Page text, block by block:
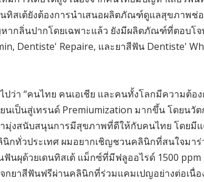
ทิสเต้ยังต้องการนำเสนอผลิตภัณฑ์ดูแลสุขภาพช่อ
ากลิ่นปากโดยเฉพาะแล้ว ยังมีผลิตภัณฑ์ที่ตอบโ
Dentiste' Repaire, และยาสีฟัน Dentiste'
ปว่า “คนไทย คนเอเชีย และคนทั้งโลกมีความต้
เป็นสู่เทรนด์ Premiumization มากขึ้น โดยนวั
มุ่งสนับสนุนการมีสุขภาพที่ดีให้กับคนไทย โดย
กทั่วประเทศ ผมอยากเชิญชวนคลินิกที่สนใจมา
นผุด้วยเดนทิสเต้ แม็กซ์ที่มีฟลูออไรด์ 1500
กยาสีฟันฟรีผ่านคลินิกที่ร่วมแคมเปญอย่างต่อเนื่